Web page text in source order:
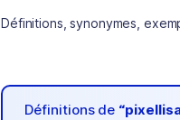
Définitions, synonymes,
Définitions de